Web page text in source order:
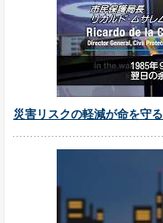
災害リスクの軽減が命を守る